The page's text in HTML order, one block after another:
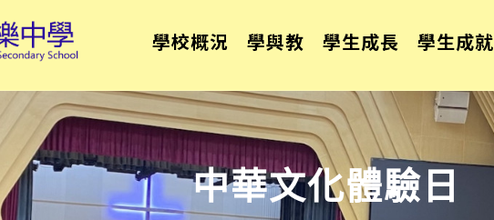
學校概況 學與教 學生成長 學生成就
中華文化體驗日